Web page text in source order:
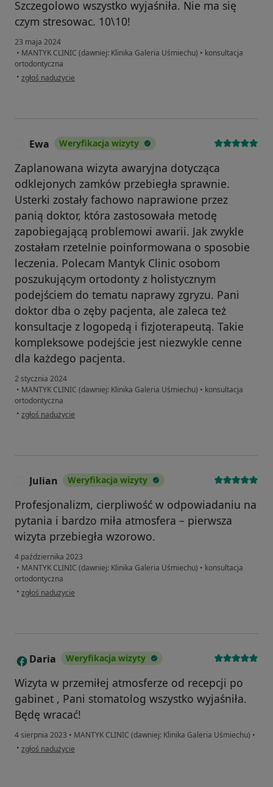
Szczegolowo wszystko wyjaśniła. Nie ma się
czym stresowac. 10\10!
23 maja 2024
• MANTYK CLINIC (dawniej: Klinika Galeria Uśmiechu) • konsultacja
ortodontyczna
• w opinii użytkownika Agata
zgłoś nadużycie
Ewa Weryfikacja wizyty
Zaplanowana wizyta awaryjna dotycząca
odklejonych zamków przebiegła sprawnie.
Usterki zostały fachowo naprawione przez
panią doktor, która zastosowała metodę
zapobiegającą problemowi awarii. Jak zwykle
zostałam rzetelnie poinformowana o sposobie
leczenia. Polecam Mantyk Clinic osobom
poszukującym ortodonty z holistycznym
podejściem do tematu naprawy zgryzu. Pani
doktor dba o zęby pacjenta, ale zaleca też
konsultacje z logopedą i fizjoterapeutą. Takie
kompleksowe podejście jest niezwykle cenne
dla każdego pacjenta.
2 stycznia 2024
• MANTYK CLINIC (dawniej: Klinika Galeria Uśmiechu) • konsultacja
ortodontyczna
• w opinii użytkownika Ewa
zgłoś nadużycie
Julian Weryfikacja wizyty
Profesjonalizm, cierpliwość w odpowiadaniu na
pytania i bardzo miła atmosfera – pierwsza
wizyta przebiegła wzorowo.
4 października 2023
• MANTYK CLINIC (dawniej: Klinika Galeria Uśmiechu) • konsultacja
ortodontyczna
• w opinii użytkownika Julian
zgłoś nadużycie
D Daria Weryfikacja wizyty
Wizyta w przemiłej atmosferze od recepcji po
gabinet , Pani stomatolog wszystko wyjaśniła.
Będę wracać!
4 sierpnia 2023 • MANTYK CLINIC (dawniej: Klinika Galeria Uśmiechu) •
• w opinii użytkownika Daria
zgłoś nadużycie